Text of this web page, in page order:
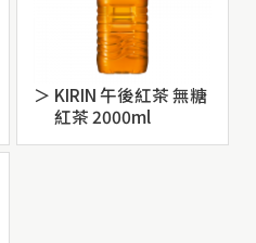
KIRIN 午後紅茶 無糖
紅茶 2000ml